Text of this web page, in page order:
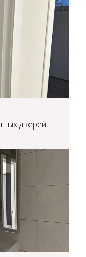
дверей